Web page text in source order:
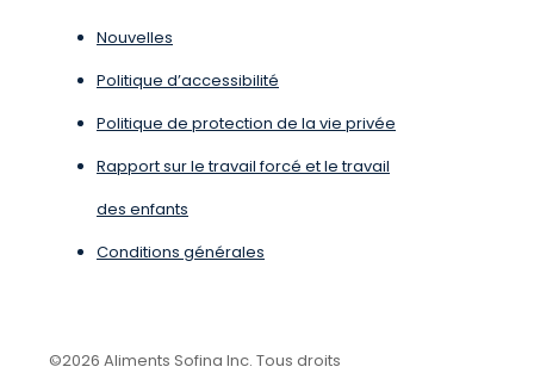
Nouvelles
Politique d’accessibilité
Politique de protection de la vie privée
Rapport sur le travail forcé et le travail
des enfants
Conditions générales
©2026 Aliments Sofina Inc. Tous droits